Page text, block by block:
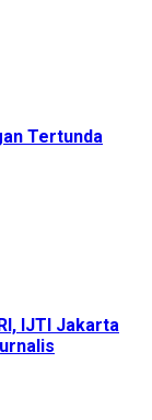
Tertunda
IJTI Jakarta